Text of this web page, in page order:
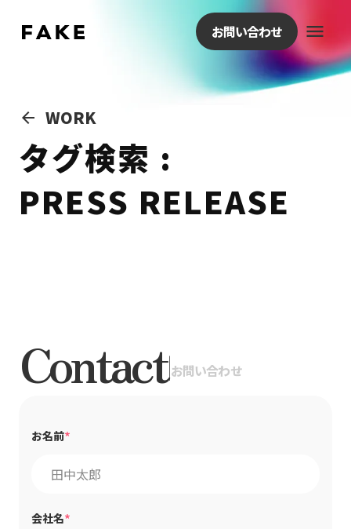
arrow_back WORK
タグ検索 :
PRESS RELEASE
お問い合わせ menu
Contact|お問い合わせ
お名前*
会社名*